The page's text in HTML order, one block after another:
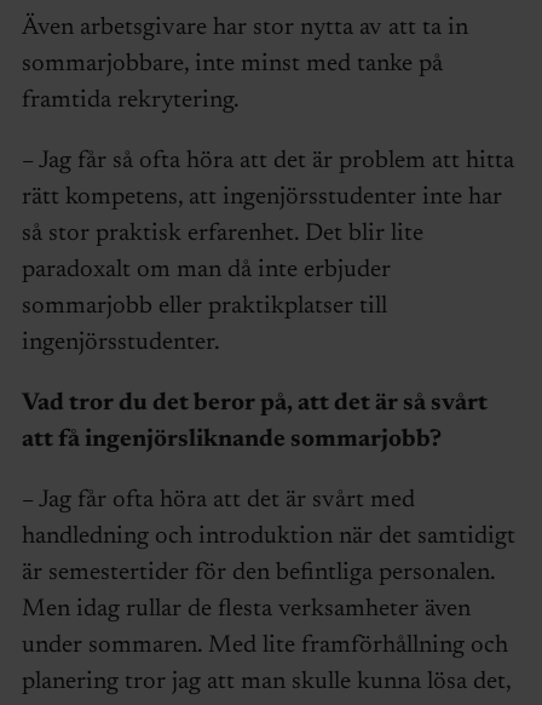
Även arbetsgivare har stor nytta av att ta in
sommarjobbare, inte minst med tanke på
framtida rekrytering.
– Jag får så ofta höra att det är problem att hitta
rätt kompetens, att ingenjörsstudenter inte har
så stor praktisk erfarenhet. Det blir lite
paradoxalt om man då inte erbjuder
sommarjobb eller praktikplatser till
ingenjörsstudenter.
Vad tror du det beror på, att det är så svårt
att få ingenjörsliknande sommarjobb?
– Jag får ofta höra att det är svårt med
handledning och introduktion när det samtidigt
är semestertider för den befintliga personalen.
Men idag rullar de flesta verksamheter även
under sommaren. Med lite framförhållning och
planering tror jag att man skulle kunna lösa det,